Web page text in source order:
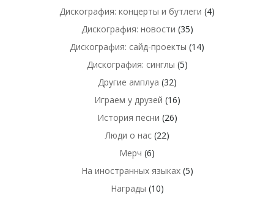
Дискография: концерты и бутлеги (4)
Дискография: новости (35)
Дискография: сайд-проекты (14)
Дискография: синглы (5)
Другие амплуа (32)
Играем у друзей (16)
История песни (26)
Люди о нас(22)
Мерч (6)
На иностранных языках(5)
Награды (10)